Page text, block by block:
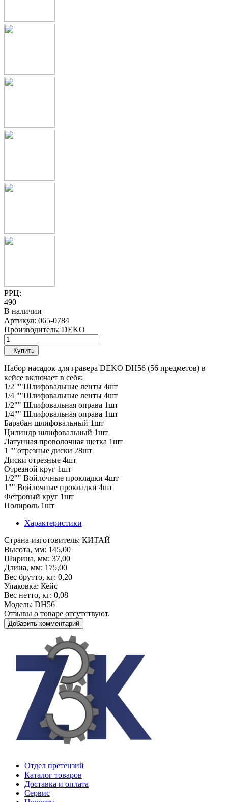
РРЦ:
490
В наличии
Артикул: 065-0784
Производитель: DEKO
Купить
Набор насадок для гравера DEKO DH56 (56 предметов) в
кейсе включает в себя:
1/2 ""Шлифовальные ленты 4шт
1/4 ""Шлифовальные ленты 4шт
1/2"" Шлифовальная оправа 1шт
1/4"" Шлифовальная оправа 1шт
Барабан шлифовальный 1шт
Цилиндр шлифовальный 1шт
Латунная проволочная щетка 1шт
1 ""отрезные диски 28шт
Диски отрезные 4шт
Отрезной круг 1шт
1/2"" Войлочные прокладки 4шт
1"" Войлочные прокладки 4шт
Фетровый круг 1шт
Полироль 1шт
Характеристики
Страна-изготовитель: КИТАЙ
Высота, мм: 145,00
Ширина, мм: 37,00
Длина, мм: 175,00
Вес брутто, кг: 0,20
Упаковка: Кейс
Вес нетто, кг: 0,08
Модель: DH56
Отзывы о товаре отсутствуют.
Добавить комментарий
Отдел претензий
Каталог товаров
Доставка и оплата
Сервис